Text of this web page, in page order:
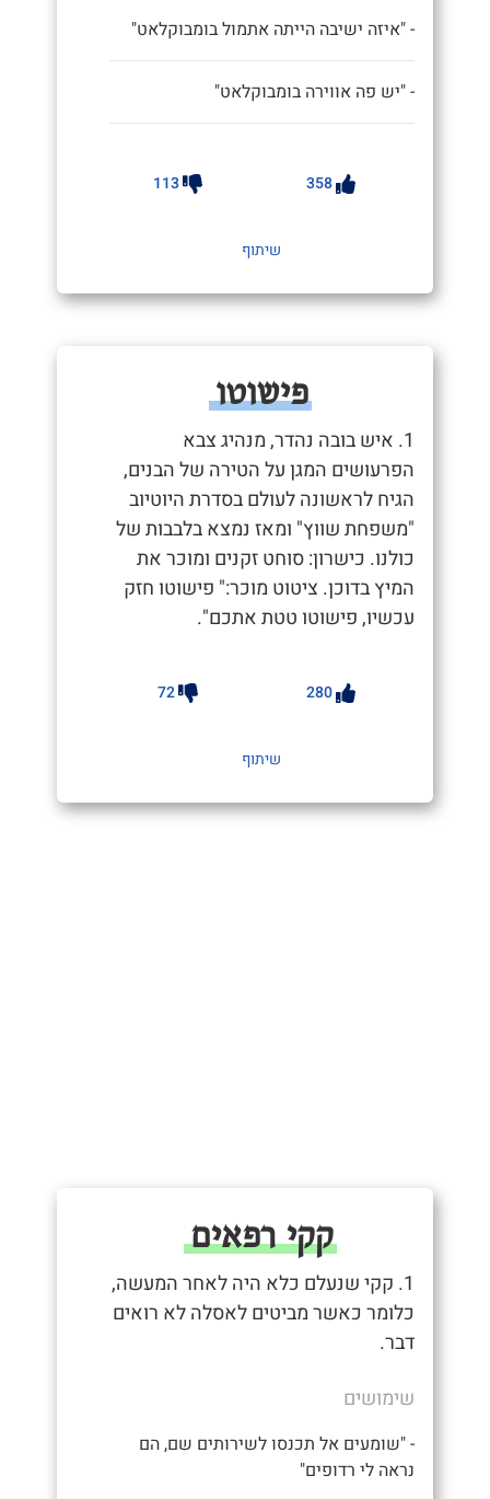
- "איזה ישיבה הייתה אתמול בומבוקלאט"
- "יש פה אווירה בומבוקלאט"
358
113
שיתוף
פישוטו
1. איש בובה נהדר, מנהיג צבא
הפרעושים המגן על הטירה של הבנים,
הגיח לראשונה לעולם בסדרת היוטיוב
"משפחת שווץ" ומאז נמצא בלבבות של
כולנו. כישרון: סוחט זקנים ומוכר את
המיץ בדוכן. ציטוט מוכר:" פישוטו חזק
עכשיו, פישוטו טטת אתכם".
280
72
שיתוף
קקי רפאים
1. קקי שנעלם כלא היה לאחר המעשה,
כלומר כאשר מביטים לאסלה לא רואים
דבר.
שימושים
- "שומעים אל תכנסו לשירותים שם, הם
נראה לי רדופים"